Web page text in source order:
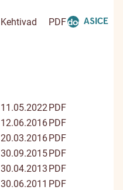
Kehtivad PDFdocument
ASICE
11.05.2022PDF
12.06.2016PDF
20.03.2016PDF
30.09.2015PDF
30.04.2013 PDF
30.06.2011 PDF